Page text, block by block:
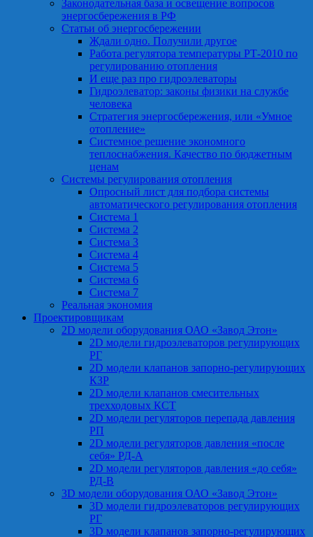
Законодательная база и освещение вопросов
энергосбережения в РФ
Статьи об энергосбережении
Ждали одно. Получили другое
Работа регулятора температуры РТ-2010 по
регулированию отопления
И еще раз про гидроэлеваторы
Гидроэлеватор: законы физики на службе
человека
Стратегия энергосбережения, или «Умное
отопление»
Системное решение экономного
теплоснабжения. Качество по бюджетным
ценам
Системы регулирования отопления
Опросный лист для подбора системы
автоматического регулирования отопления
Система 1
Система 2
Система 3
Система 4
Система 5
Система 6
Система 7
Реальная экономия
Проектировщикам
2D модели оборудования ОАО «Завод Этон»
2D модели гидроэлеваторов регулирующих
РГ
2D модели клапанов запорно-регулирующих
КЗР
2D модели клапанов смесительных
трехходовых КСТ
2D модели регуляторов перепада давления
РП
2D модели регуляторов давления «после
себя» РД-А
2D модели регуляторов давления «до себя»
РД-В
3D модели оборудования ОАО «Завод Этон»
3D модели гидроэлеваторов регулирующих
РГ
3D модели клапанов запорно-регулирующих